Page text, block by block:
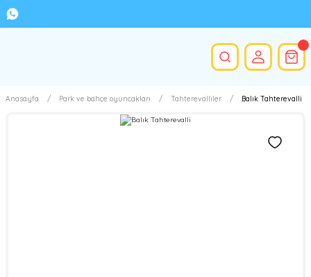
Anasayfa Park ve bahçe oyuncakları Tahterevalliler Balık Tahterevalli